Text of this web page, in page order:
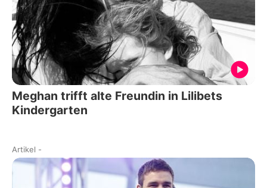
Meghan trifft alte Freundin in Lilibets
Kindergarten
Artikel -